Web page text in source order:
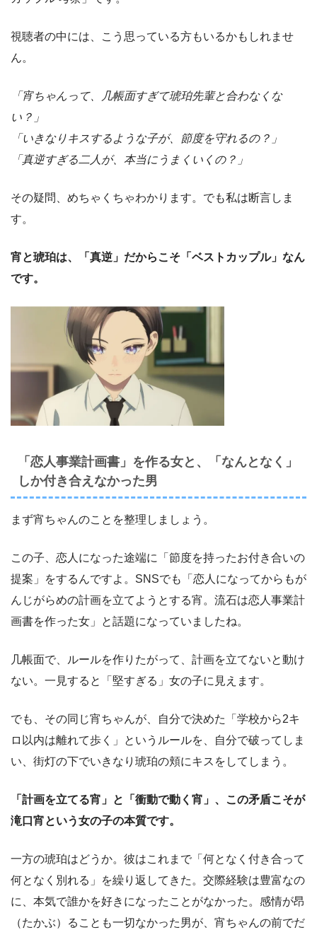
視聴者の中には、こう思っている方もいるかもしれませ
ん。
「宵ちゃんって、几帳面すぎて琥珀先輩と合わなくな
い？」
「いきなりキスするような子が、節度を守れるの？」
「真逆すぎる二人が、本当にうまくいくの？」
その疑問、めちゃくちゃわかります。でも私は断言しま
す。
宵と琥珀は、「真逆」だからこそ「ベストカップル」なん
です。
「恋人事業計画書」を作る女と、「なんとなく」
しか付き合えなかった男
まず宵ちゃんのことを整理しましょう。
この子、恋人になった途端に「節度を持ったお付き合いの
提案」をするんですよ。SNSでも「恋人になってからもが
んじがらめの計画を立てようとする宵。流石は恋人事業計
画書を作った女」と話題になっていましたね。
几帳面で、ルールを作りたがって、計画を立てないと動け
ない。一見すると「堅すぎる」女の子に見えます。
でも、その同じ宵ちゃんが、自分で決めた「学校から2キ
ロ以内は離れて歩く」というルールを、自分で破ってしま
い、街灯の下でいきなり琥珀の頬にキスをしてしまう。
「計画を立てる宵」と「衝動で動く宵」、この矛盾こそが
滝口宵という女の子の本質です。
一方の琥珀はどうか。彼はこれまで「何となく付き合って
何となく別れる」を繰り返してきた。交際経験は豊富なの
に、本気で誰かを好きになったことがなかった。感情が昂
（たかぶ）ることも一切なかった男が、宵ちゃんの前でだ